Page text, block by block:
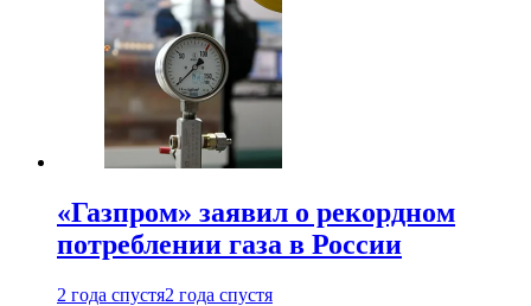
«Газпром» заявил о рекордном
потреблении газа в России
2 года спустя2 года спустя